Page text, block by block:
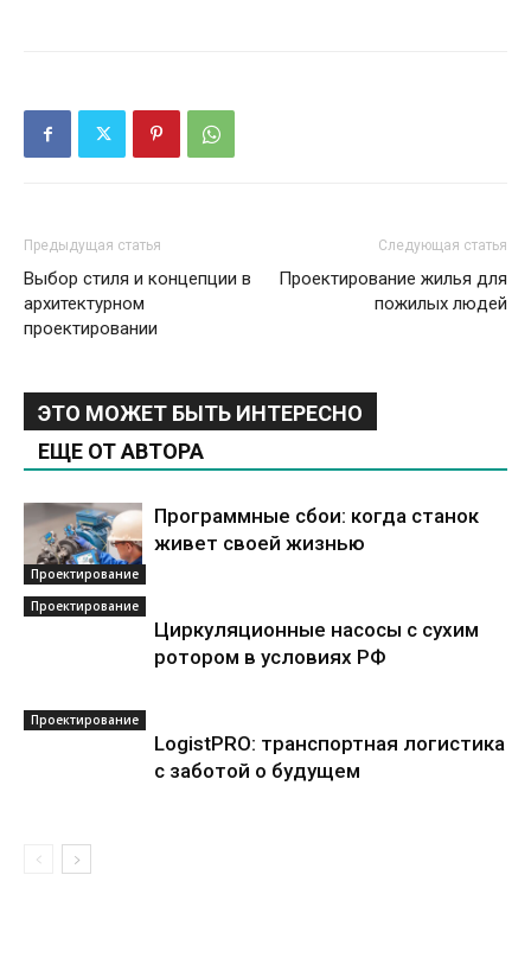
Предыдущая статья
Выбор стиля и концепции в
архитектурном
проектировании
Следующая статья
Проектирование жилья для
пожилых людей
ЭТО МОЖЕТ БЫТЬ ИНТЕРЕСНО
ЕЩЕ ОТ АВТОРА
Проектирование
Программные сбои: когда станок
живет своей жизнью
Проектирование
Циркуляционные насосы с сухим
ротором в условиях РФ
Проектирование
LogistPRO: транспортная логистика
с заботой о будущем